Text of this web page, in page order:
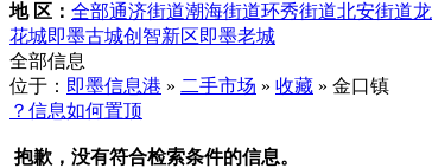
地 区： 全部通济街道潮海街道环秀街道北安街道
花城即墨古城创智新区即墨老城
全部信息
位于： 即墨信息港 » 二手市场 » 收藏 » 金口镇
？信息如何置顶
抱歉，没有符合检索条件的信息。